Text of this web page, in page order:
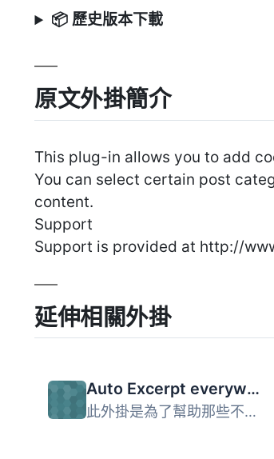
📦 歷史版本下載
原文外掛簡介
This plug-in allows you to add
You can select certain post
content.
Support
Support is provided at http://
延伸相關外掛
Auto Excerpt everywhere
此外掛是為了幫助那些不想編輯模板檔案（或者太懶得去編輯）...